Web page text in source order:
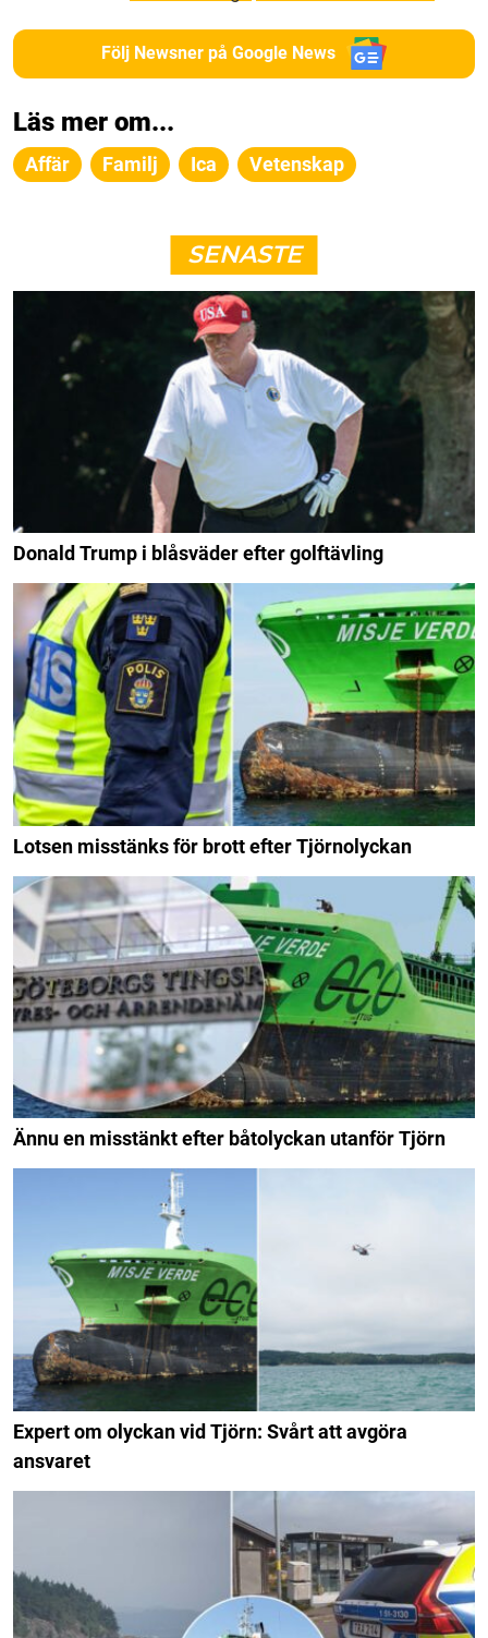
Följ Newsner på Google News
Läs mer om...
Affär Familj Ica Vetenskap
SENASTE
Donald Trump i blåsväder efter golftävling
Lotsen misstänks för brott efter Tjörnolyckan
Ännu en misstänkt efter båtolyckan utanför Tjörn
Expert om olyckan vid Tjörn: Svårt att avgöra
ansvaret